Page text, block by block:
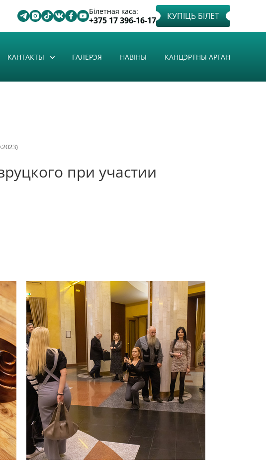
Білетная каса:
+375 17 396-16-17 КУПІЦЬ БІЛЕТ
КАНТАКТЫ ГАЛЕРЭЯ НАВІНЫ КАНЦЭРТНЫ АРГАН
при участии